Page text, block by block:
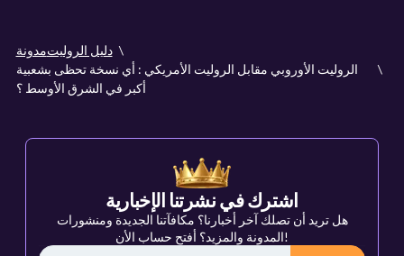
مدونةدليل الروليت
الروليت الأوروبي مقابل الروليت الأمريكي : أي نسخة تحظى بشعبية
أكبر في الشرق الأوسط ؟
اشترك في نشرتنا الإخبارية
هل تريد أن تصلك آخر أخبارنا؟ مكافآتنا الجديدة ومنشورات
المدونة والمزيد؟ أفتح حساب الأن!